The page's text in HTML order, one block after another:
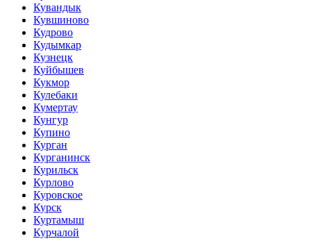
Кувандык
Кувшиново
Кудрово
Кудымкар
Кузнецк
Куйбышев
Кукмор
Кулебаки
Кумертау
Кунгур
Купино
Курган
Курганинск
Курильск
Курлово
Куровское
Курск
Куртамыш
Курчалой